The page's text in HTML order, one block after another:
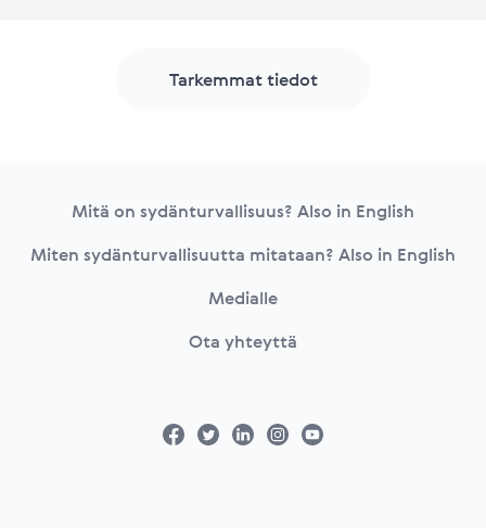
Tarkemmat tiedot
Mitä on sydänturvallisuus? Also in English
Miten sydänturvallisuutta mitataan? Also in English
Medialle
Ota yhteyttä